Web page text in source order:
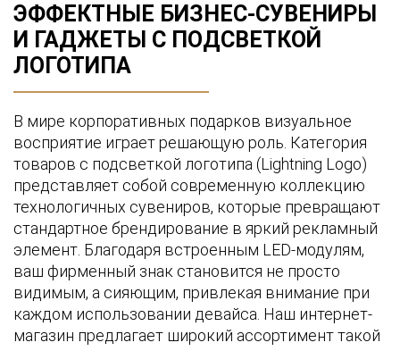
Поддержка быстрой зарядки
Радиус беспроводной зарядки
Радиус действия
Размер
ЭФФЕКТНЫЕ БИЗНЕС-СУВЕНИРЫ
И ГАДЖЕТЫ С ПОДСВЕТКОЙ
ЛОГОТИПА
В мире корпоративных подарков визуальное
восприятие играет решающую роль. Категория
товаров с подсветкой логотипа (Lightning Logo)
представляет собой современную коллекцию
технологичных сувениров, которые превращают
стандартное брендирование в яркий рекламный
элемент. Благодаря встроенным LED-модулям,
ваш фирменный знак становится не просто
видимым, а сияющим, привлекая внимание при
каждом использовании девайса. Наш интернет-
магазин предлагает широкий ассортимент такой